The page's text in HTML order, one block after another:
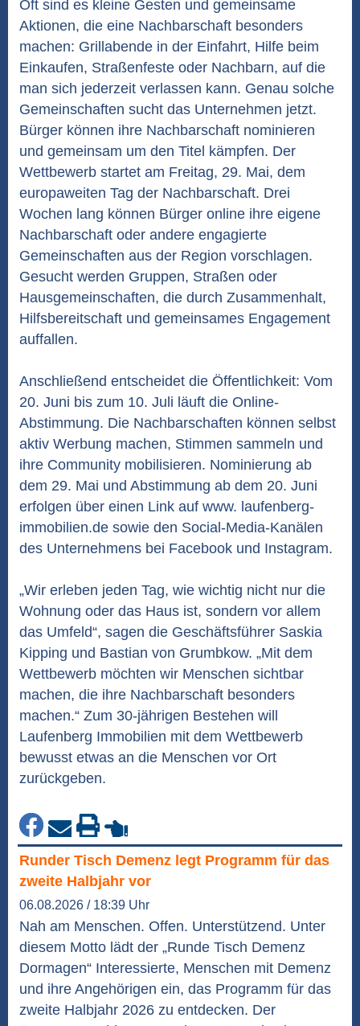
Oft sind es kleine Gesten und gemeinsame
Aktionen, die eine Nachbarschaft besonders
machen: Grillabende in der Einfahrt, Hilfe beim
Einkaufen, Straßenfeste oder Nachbarn, auf die
man sich jederzeit verlassen kann. Genau solche
Gemeinschaften sucht das Unternehmen jetzt.
Bürger können ihre Nachbarschaft nominieren
und gemeinsam um den Titel kämpfen. Der
Wettbewerb startet am Freitag, 29. Mai, dem
europaweiten Tag der Nachbarschaft. Drei
Wochen lang können Bürger online ihre eigene
Nachbarschaft oder andere engagierte
Gemeinschaften aus der Region vorschlagen.
Gesucht werden Gruppen, Straßen oder
Hausgemeinschaften, die durch Zusammenhalt,
Hilfsbereitschaft und gemeinsames Engagement
auffallen.
Anschließend entscheidet die Öffentlichkeit: Vom
20. Juni bis zum 10. Juli läuft die Online-
Abstimmung. Die Nachbarschaften können selbst
aktiv Werbung machen, Stimmen sammeln und
ihre Community mobilisieren. Nominierung ab
dem 29. Mai und Abstimmung ab dem 20. Juni
erfolgen über einen Link auf www. laufenberg-
immobilien.de sowie den Social-Media-Kanälen
des Unternehmens bei Facebook und Instagram.
„Wir erleben jeden Tag, wie wichtig nicht nur die
Wohnung oder das Haus ist, sondern vor allem
das Umfeld“, sagen die Geschäftsführer Saskia
Kipping und Bastian von Grumbkow. „Mit dem
Wettbewerb möchten wir Menschen sichtbar
machen, die ihre Nachbarschaft besonders
machen.“ Zum 30-jährigen Bestehen will
Laufenberg Immobilien mit dem Wettbewerb
bewusst etwas an die Menschen vor Ort
zurückgeben.
Runder Tisch Demenz legt Programm für das
zweite Halbjahr vor
06.08.2026 / 18:39 Uhr
Nah am Menschen. Offen. Unterstützend. Unter
diesem Motto lädt der „Runde Tisch Demenz
Dormagen“ Interessierte, Menschen mit Demenz
und ihre Angehörigen ein, das Programm für das
zweite Halbjahr 2026 zu entdecken. Der